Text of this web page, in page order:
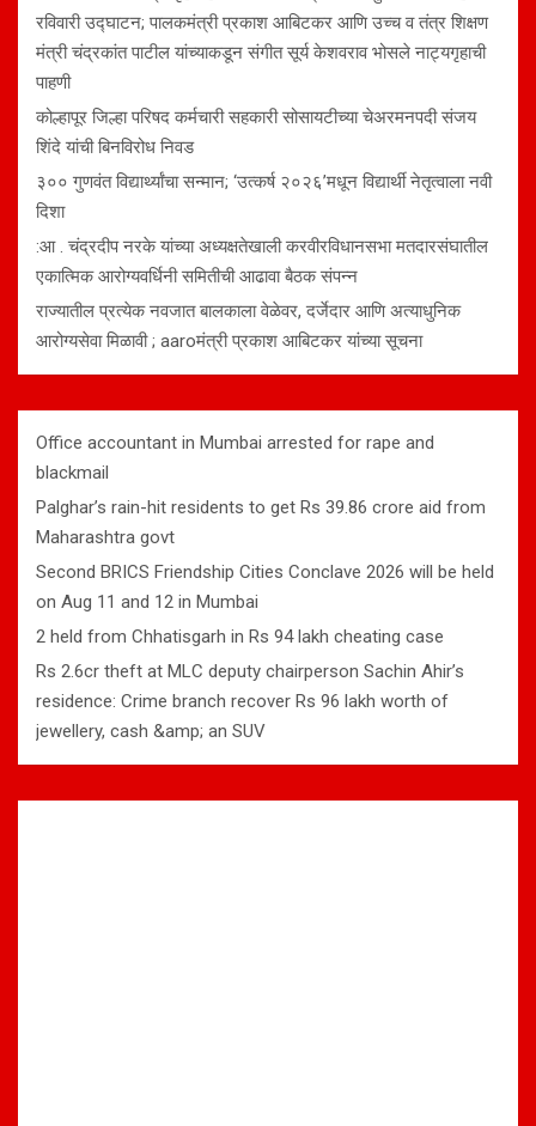
रविवारी उद्घाटन; पालकमंत्री प्रकाश आबिटकर आणि उच्च व तंत्र शिक्षण
मंत्री चंद्रकांत पाटील यांच्याकडून संगीत सूर्य केशवराव भोसले नाट्यगृहाची
पाहणी
कोल्हापूर जिल्हा परिषद कर्मचारी सहकारी सोसायटीच्या चेअरमनपदी संजय
शिंदे यांची बिनविरोध निवड
३०० गुणवंत विद्यार्थ्यांचा सन्मान; ‘उत्कर्ष २०२६’मधून विद्यार्थी नेतृत्वाला नवी
दिशा
:आ . चंद्रदीप नरके यांच्या अध्यक्षतेखाली करवीरविधानसभा मतदारसंघातील
एकात्मिक आरोग्यवर्धिनी समितीची आढावा बैठक संपन्न
राज्यातील प्रत्येक नवजात बालकाला वेळेवर, दर्जेदार आणि अत्याधुनिक
आरोग्यसेवा मिळावी ; aaroमंत्री प्रकाश आबिटकर यांच्या सूचना
Office accountant in Mumbai arrested for rape and
blackmail
Palghar’s rain-hit residents to get Rs 39.86 crore aid from
Maharashtra govt
Second BRICS Friendship Cities Conclave 2026 will be held
on Aug 11 and 12 in Mumbai
2 held from Chhatisgarh in Rs 94 lakh cheating case
Rs 2.6cr theft at MLC deputy chairperson Sachin Ahir’s
residence: Crime branch recover Rs 96 lakh worth of
jewellery, cash &amp; an SUV